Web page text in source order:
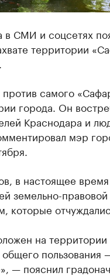
в СМИ и соцсетях
территории
самого
города. Он
Краснодара и
мэр
в настоящее
земельно-
которые
на территории
пользования
— пояснил